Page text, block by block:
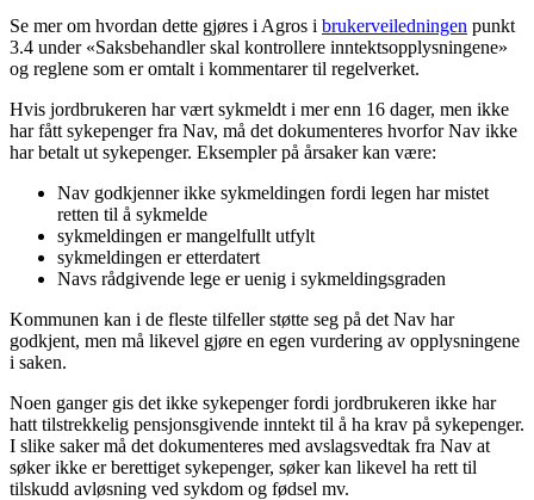
Se mer om hvordan dette gjøres i Agros i brukerveiledningen punkt
3.4 under «Saksbehandler skal kontrollere inntektsopplysningene»
og reglene som er omtalt i kommentarer til regelverket.
Hvis jordbrukeren har vært sykmeldt i mer enn 16 dager, men ikke
har fått sykepenger fra Nav, må det dokumenteres hvorfor Nav ikke
har betalt ut sykepenger. Eksempler på årsaker kan være:
Nav godkjenner ikke sykmeldingen fordi legen har mistet
retten til å sykmelde
sykmeldingen er mangelfullt utfylt
sykmeldingen er etterdatert
Navs rådgivende lege er uenig i sykmeldingsgraden
Kommunen kan i de fleste tilfeller støtte seg på det Nav har
godkjent, men må likevel gjøre en egen vurdering av opplysningene
i saken.
Noen ganger gis det ikke sykepenger fordi jordbrukeren ikke har
hatt tilstrekkelig pensjonsgivende inntekt til å ha krav på sykepenger.
I slike saker må det dokumenteres med avslagsvedtak fra Nav at
søker ikke er berettiget sykepenger, søker kan likevel ha rett til
tilskudd avløsning ved sykdom og fødsel mv.